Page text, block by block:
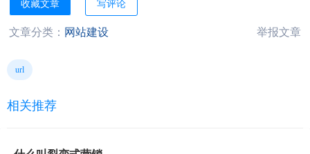
收藏文章 写评论
文章分类： 网站建设 举报文章
url
相关推荐